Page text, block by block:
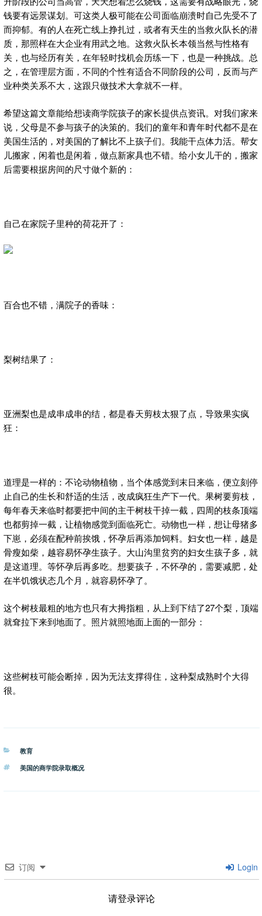
钱要有远景谋划。可这类人极可能在公司面临崩溃时自己先受不了
而抑郁。有的人在死亡线上挣扎过，或者有天生的当救火队长的潜
质，那照样在大企业有用武之地。这救火队长本领当然与性格有
关，也与经历有关，在年轻时找机会历练一下，也是一种挑战。总
之，在管理层方面，不同的个性有适合不同阶段的公司，反而与产
业种类关系不大，这跟只做技术大拿就不一样。
希望这篇文章能给想读商学院孩子的家长提供点资讯。对我们家来
说，父母是不参与孩子的决策的。我们的童年和青年时代都不是在
美国生活的，对美国的了解比不上孩子们。我能干点体力活。帮女
儿搬家，闲着也是闲着，做点新家具也不错。给小女儿干的，搬家
后需要根据房间的尺寸做个新的：
自己在家院子里种的荷花开了：
百合也不错，满院子的香味：
梨树结果了：
亚洲梨也是成串成串的结，都是春天剪枝太狠了点，导致果实疯
狂：
道理是一样的：不论动物植物，当个体感觉到末日来临，便立刻停
止自己的生长和舒适的生活，改成疯狂生产下一代。果树要剪枝，
每年春天来临时都要把中间的主干树枝干掉一截，四周的枝条顶端
也都剪掉一截，让植物感觉到面临死亡。动物也一样，想让母猪多
下崽，必须在配种前挨饿，怀孕后再添加饲料。妇女也一样，越是
骨瘦如柴，越容易怀孕生孩子。大山沟里贫穷的妇女生孩子多，就
是这道理。等怀孕后再多吃。想要孩子，不怀孕的，需要减肥，处
在半饥饿状态几个月，就容易怀孕了。
这个树枝最粗的地方也只有大拇指粗，从上到下结了27个梨，顶端
就耷拉下来到地面了。照片就照地面上面的一部分：
这些树枝可能会断掉，因为无法支撑得住，这种梨成熟时个大得
很。
分
教育
标
美国的商学院录取概况
订阅 Login
请登录评论